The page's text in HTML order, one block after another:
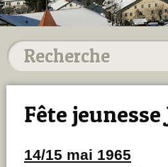
Fête jeunesse
14/15 mai 1965